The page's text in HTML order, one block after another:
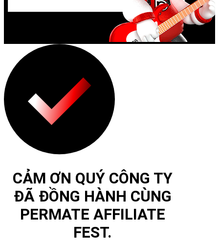
CẢM ƠN QUÝ CÔNG TY
ĐÃ ĐỒNG HÀNH CÙNG
PERMATE AFFILIATE
FEST.